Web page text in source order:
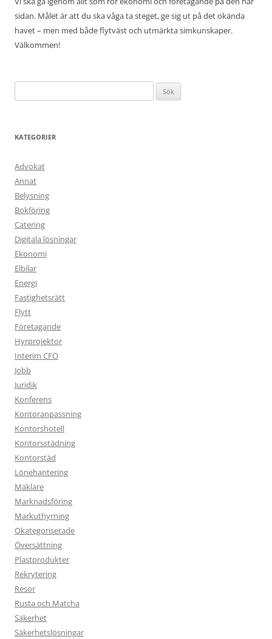
sidan. Målet är att du ska våga ta steget, ge sig ut på det okända
havet – men med både flytväst och utmärkta simkunskaper.
Välkommen!
efter:
KATEGORIER
Advokat
Annat
Belysning
Bokföring
Catering
Digitala lösningar
Ekonomi
Elbilar
Energi
Fastighetsrätt
Flytt
Företagande
Hyrprojektor
Interim CFO
Jobb
Juridik
Konferens
Kontoranpassning
Kontorshotell
Kontorsstädning
Kontorstäd
Lönehantering
Mäklare
Marknadsföring
Markuthyrning
Okategoriserade
Översättning
Plastprodukter
Rekrytering
Resor
Rusta och Matcha
Säkerhet
Säkerhetslösningar